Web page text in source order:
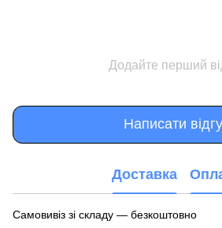
Додайте перший
Написати
Доставка
Самовивіз зі складу — безкоштовно